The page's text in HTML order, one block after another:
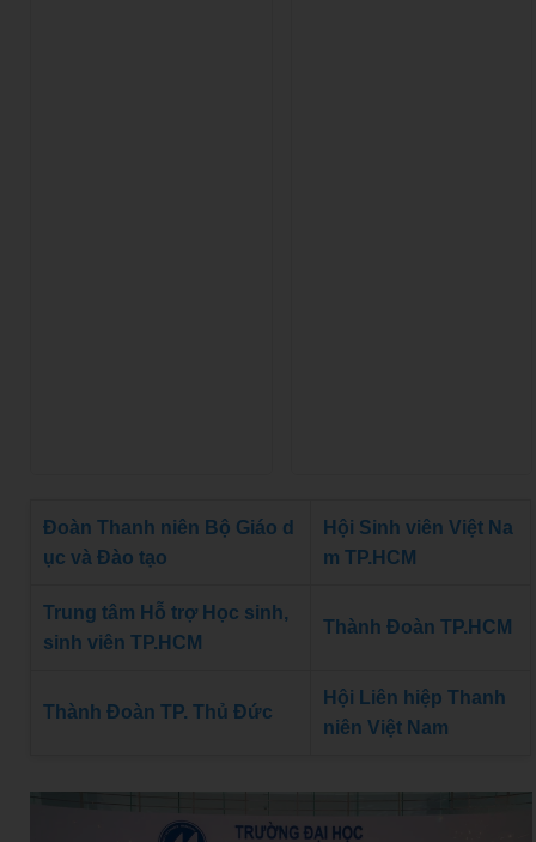
Đoàn Thanh niên Bộ Giáo d
ục và Đào tạo
Hội Sinh viên Việt Na
m TP.HCM
Trung tâm Hỗ trợ Học sinh,
sinh viên TP.HCM
Thành Đoàn TP.HCM
Thành Đoàn TP. Thủ Đức
Hội Liên hiệp Thanh
niên Việt Nam